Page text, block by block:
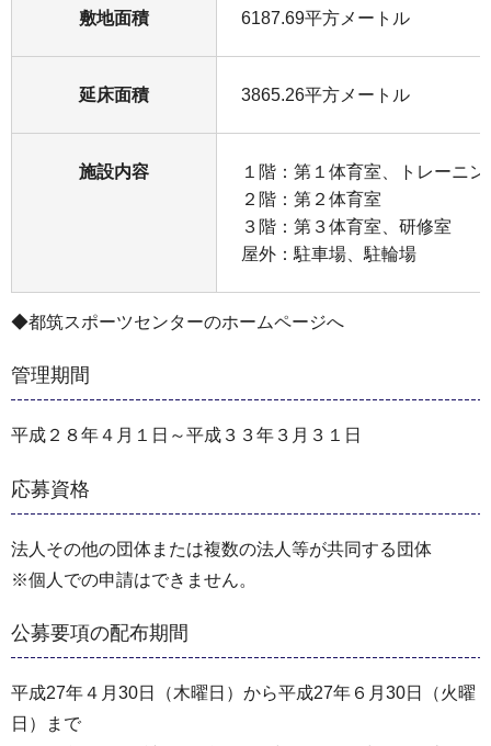
敷地面積 6187.69平方メートル
延床面積 3865.26平方メートル
施設内容
１階：第１体育室、トレーニン
２階：第２体育室
３階：第３体育室、研修室
屋外：駐車場、駐輪場
◆都筑スポーツセンターのホームページへ
管理期間
平成２８年４月１日～平成３３年３月３１日
応募資格
法人その他の団体または複数の法人等が共同する団体
※個人での申請はできません。
公募要項の配布期間
平成27年４月30日（木曜日）から平成27年６月30日（火曜
日）まで